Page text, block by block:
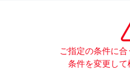
ご指定の条件に合
条件を変更して